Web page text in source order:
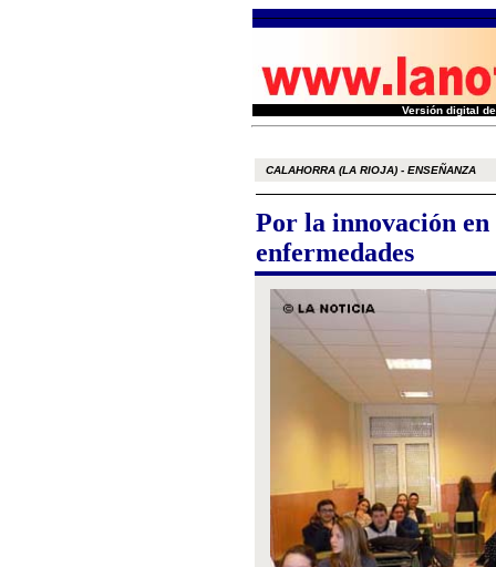
Versión digital
CALAHORRA (LA RIOJA) - ENSEÑANZA
Por la innovación
enfermedades